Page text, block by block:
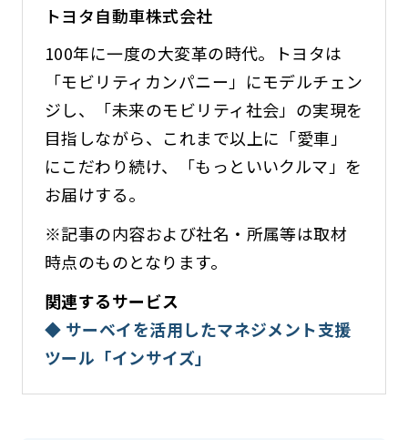
トヨタ自動車株式会社
100年に一度の大変革の時代。トヨタは
「モビリティカンパニー」にモデルチェン
ジし、「未来のモビリティ社会」の実現を
目指しながら、これまで以上に「愛車」
にこだわり続け、「もっといいクルマ」を
お届けする。
※記事の内容および社名・所属等は取材
時点のものとなります。
関連するサービス
◆ サーベイを活用したマネジメント支援
ツール「インサイズ」